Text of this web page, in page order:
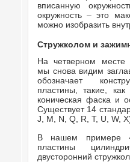
вписанную
окружность – это
можно изобразить
Стружколом и
На четверном месте
мы снова видим
обозначает
пластины, такие, как
коническая фаска и
Существует 14
J, M, N, Q, R, T, U, W,
В нашем примере
пластины
двусторонний